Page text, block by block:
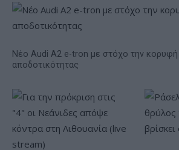
Νέο Audi A2 e-tron με στόχο την κορυφή
αποδοτικότητας